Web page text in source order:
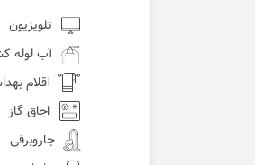
تلویزیون
آب لوله
اقلام
اجاق گاز
جاروبرقی